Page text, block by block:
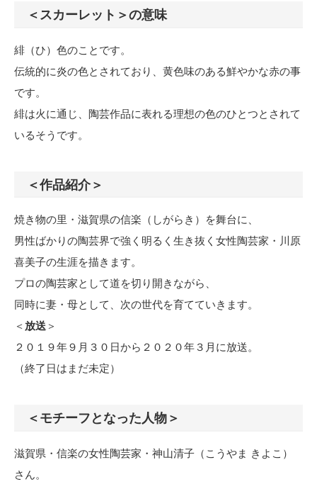
＜スカーレット＞の意味
緋（ひ）色のことです。
伝統的に炎の色とされており、黄色味のある鮮やかな赤の事
です。
緋は火に通じ、陶芸作品に表れる理想の色のひとつとされて
いるそうです。
＜作品紹介＞
焼き物の里・滋賀県の信楽（しがらき）を舞台に、
男性ばかりの陶芸界で強く明るく生き抜く女性陶芸家・川原
喜美子の生涯を描きます。
プロの陶芸家として道を切り開きながら、
同時に妻・母として、次の世代を育てていきます。
＜放送 ＞
２０１９年９月３０日から２０２０年３月に放送。
（終了日はまだ未定）
＜モチーフとなった人物＞
滋賀県・信楽の女性陶芸家・神山清子（こうやま きよこ）
さん。